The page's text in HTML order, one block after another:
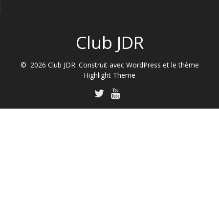
Club JDR
© 2026 Club JDR. Construit avec WordPress et le thème
Highlight Theme